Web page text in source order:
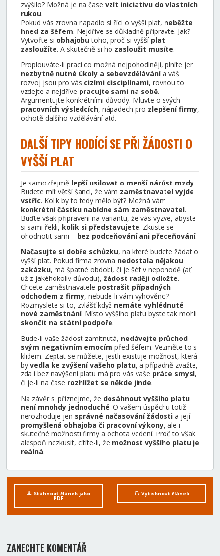
zvýšilo? Možná je na čase vzít iniciativu do vlastních
rukou.
Pokud vás zrovna napadlo si říci o vyšší plat, neběžte
hned za šéfem. Nejdříve se důkladně připravte. Jak?
Vytvořte si obhajobutoho, proč si vyšší plat
zasloužíte. A skutečně si ho zasloužit musíte.
Proplouváte-li prací co možná nejpohodlněji, plníte jen
nezbytně nutné úkoly a sebevzdělávánía váš
rozvoj jsou pro vás cizími disciplínami, rovnou to
vzdejte a nejdříve pracujte sami na sobě.
Argumentujte konkrétními důvody. Mluvte o svých
pracovních výsledcích, nápadech pro zlepšení firmy,
ochotě dalšího vzdělávání atd.
DALŠÍ TIPY HODÍCÍ SE PŘI ŽÁDOSTI O
VYŠŠÍ PLAT
Je samozřejmě lepší usilovat o menší nárůst mzdy.
Budete mít větší šanci, že vám zaměstnavatel vyjde
vstříc. Kolik by to tedy mělo být? Možná vám
konkrétní částku nabídne sám zaměstnavatel.
Buďte však připraveni na variantu, že vás vyzve, abyste
si sami řekli, kolik si představujete. Zkuste se
ohodnotit sami – bez podceňování ani přeceňování.
Načasujte si dobře schůzku, na které budete žádat o
vyšší plat. Pokud firma zrovna nedostala nějakou
zakázku, má špatné období, či je šéf v nepohodě (ať
už z jakéhokoliv důvodu), žádost raději odložte.
Chcete zaměstnavatele postrašit případných
odchodem z firmy, nebude-li vám vyhověno?
Rozmyslete si to, zvlášť když nemáte vyhlédnuté
nové zaměstnání. Místo vyššího platu byste tak mohli
skončit na státní podpoře.
Bude-li vaše žádost zamítnutá, nedávejte průchod
svým negativním emocím před šéfem. Vezměte to s
klidem. Zeptat se můžete, jestli existuje možnost, která
by vedla ke zvýšení vašeho platu, a případně zvažte,
zda i bez navýšení platu má pro vás vaše práce smysl,
či je-li na čase rozhlížet se někde jinde.
Na závěr si přiznejme, že dosáhnout vyššího platu
není mnohdy jednoduché. O vašem úspěchu totiž
nerozhoduje jen správné načasování žádosti a její
promyšlená obhajoba či pracovní výkony, ale i
skutečné možnosti firmy a ochota vedení. Proč to však
alespoň nezkusit, cítíte-li, že možnost vyššího platu je
reálná.
Stáhnout článek jako
PDF
Vytisknout článek
ZANECHTE KOMENTÁŘ